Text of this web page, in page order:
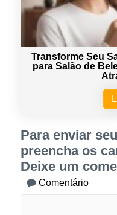
Transforme Seu
para Salão de
Para enviar
preencha os
Deixe um
Comentário